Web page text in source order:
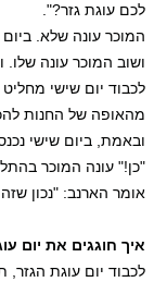
לכם עוגת גזר?".
המוכר עונה שלא.
ושוב המוכר עונה שלו.
לכבוד יום שישי
מהאופה של החנות
ובאמת, ביום שישי
"כן!" עונה המוכר
אומר הארנב: "נכון
איך חוגגים את יום
לכבוד יום עוגת